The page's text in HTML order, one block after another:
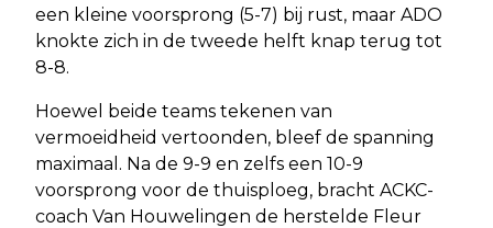
een kleine voorsprong (5-7) bij rust, maar ADO
knokte zich in de tweede helft knap terug tot
8-8.
Hoewel beide teams tekenen van
vermoeidheid vertoonden, bleef de spanning
maximaal. Na de 9-9 en zelfs een 10-9
voorsprong voor de thuisploeg, bracht ACKC-
coach Van Houwelingen de herstelde Fleur